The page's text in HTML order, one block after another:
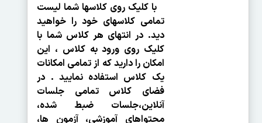
با کلیک روی کلاس­ها شما لیست
تمامی کلاس­های خود را خواهید
دید. در انتهای هر کلاس شما با
کلیک روی ورود به کلاس ، این
امکان را دارید که از تمامی امکانات
یک کلاس استفاده نمایید . در
فضای کلاس تمامی جلسات
آنلاین،جلسات ضبط شده،
محتواهای آموزشی، آزمون ها،